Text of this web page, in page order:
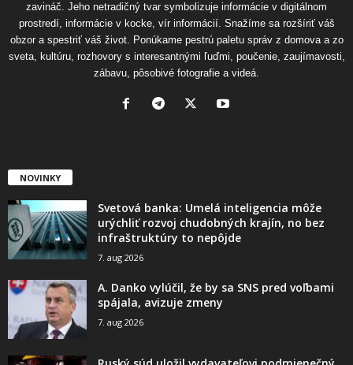
zavináč. Jeho netradičný tvar symbolizuje informácie v digitálnom
prostredí, informácie v kocke, vír informácií. Snažíme sa rozšíriť váš
obzor a spestriť váš život. Ponúkame pestrú paletu správ z domova a zo
sveta, kultúru, rozhovory s interesantnými ľuďmi, poučenie, zaujímavosti,
zábavu, pôsobivé fotografie a videá.
NOVINKY
Svetová banka: Umelá inteligencia môže
urýchliť rozvoj chudobných krajín, no bez
infraštruktúry to nepôjde
7. aug 2026
A. Danko vylúčil, že by sa SNS pred voľbami
spájala, avizuje zmeny
7. aug 2026